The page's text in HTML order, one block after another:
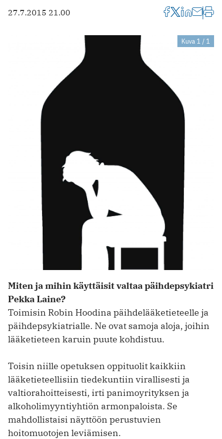
27.7.2015 21.00
Kuva 1 / 1
Miten ja mihin käyttäisit valtaa päihdepsykiatri
Pekka Laine?
Toimisin Robin Hoodina päihdelääketieteelle ja
päihdepsykiatrialle. Ne ovat samoja aloja, joihin
lääketieteen karuin puute kohdistuu.
Toisin niille opetuksen oppituolit kaikkiin
lääketieteellisiin tiedekuntiin virallisesti ja
valtiorahoitteisesti, irti panimoyrityksen ja
alkoholimyyntiyhtiön armonpaloista. Se
mahdollistaisi näyttöön perustuvien
hoitomuotojen leviämisen.